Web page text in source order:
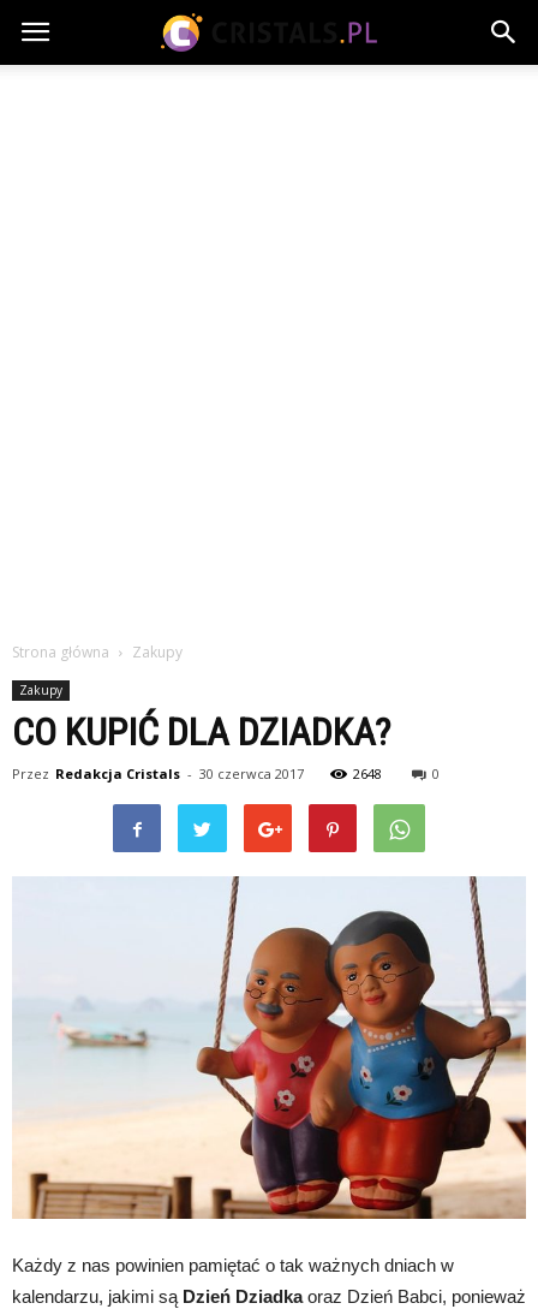
Strona główna Zakupy
Zakupy
CO KUPIĆ DLA DZIADKA?
Przez Redakcja Cristals - 30 czerwca 2017 2648 0
Każdy z nas powinien pamiętać o tak ważnych dniach w
kalendarzu, jakimi są Dzień Dziadkaoraz Dzień Babci, ponieważ